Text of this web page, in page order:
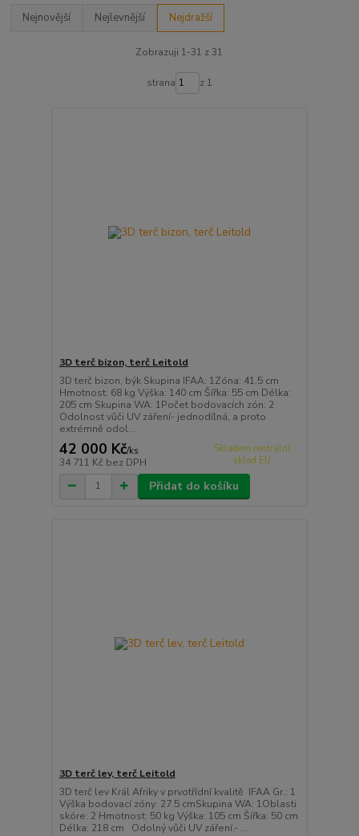
Nejnovější Nejlevnější Nejdražší
Zobrazuji 1-31 z 31
strana z 1
3D terč bizon, terč Leitold
3D terč bizon, býk Skupina IFAA: 1Zóna: 41.5 cm
Hmotnost: 68 kg Výška: 140 cm Šířka: 55 cm Délka:
205 cm Skupina WA: 1Počet bodovacích zón: 2
Odolnost vůči UV záření- jednodílná, a proto
extrémně odol...
42 000 Kč/ks
34 711 Kč bez DPH
Skladem centrální
sklad EU
Přidat do košíku
3D terč lev, terč Leitold
3D terč lev Král Afriky v prvotřídní kvalitě IFAA Gr.: 1
Výška bodovací zóny: 27.5 cmSkupina WA: 1Oblasti
skóre: 2 Hmotnost: 50 kg Výška: 105 cm Šířka: 50 cm
Délka: 218 cm Odolný vůči UV záření.- ...